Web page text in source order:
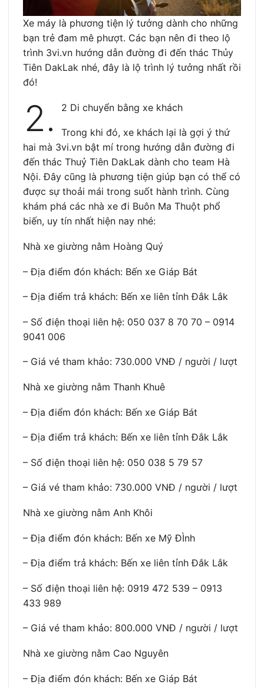
Xe máy là phương tiện lý tưởng dành cho những
bạn trẻ đam mê phượt. Các bạn nên đi theo lộ
trình 3vi.vn hướng dẫn đường đi đến thác Thủy
Tiên DakLak nhé, đây là lộ trình lý tưởng nhất rồi
đó!
2. 2 Di chuyển bằng xe khách
Trong khi đó, xe khách lại là gợi ý thứ
hai mà 3vi.vn bật mí trong hướng dẫn đường đi
đến thác Thuỷ Tiên DakLak dành cho team Hà
Nội. Đây cũng là phương tiện giúp bạn có thể có
được sự thoải mái trong suốt hành trình. Cùng
khám phá các nhà xe đi Buôn Ma Thuột phổ
biến, uy tín nhất hiện nay nhé:
Nhà xe giường nằm Hoàng Quý
– Địa điểm đón khách: Bến xe Giáp Bát
– Địa điểm trả khách: Bến xe liên tỉnh Đắk Lắk
– Số điện thoại liên hệ: 050 037 8 70 70 – 0914
9041 006
– Giá vé tham khảo: 730.000 VNĐ / người / lượt
Nhà xe giường nằm Thanh Khuê
– Địa điểm đón khách: Bến xe Giáp Bát
– Địa điểm trả khách: Bến xe liên tỉnh Đắk Lắk
– Số điện thoại liên hệ: 050 038 5 79 57
– Giá vé tham khảo: 730.000 VNĐ / người / lượt
Nhà xe giường nằm Anh Khôi
– Địa điểm đón khách: Bến xe Mỹ ĐÌnh
– Địa điểm trả khách: Bến xe liên tỉnh Đắk Lắk
– Số điện thoại liên hệ: 0919 472 539 – 0913
433 989
– Giá vé tham khảo: 800.000 VNĐ / người / lượt
Nhà xe giường nằm Cao Nguyên
– Địa điểm đón khách: Bến xe Giáp Bát